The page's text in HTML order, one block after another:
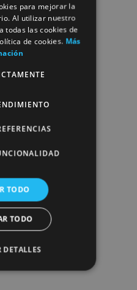
para mejorar la
Al utilizar nuestro
todas las cookies de
de cookies. Más
TODO
TODO
DETALLES